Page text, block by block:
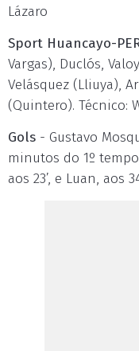
Lázaro
Sport Huancayo-
Vargas), Duclós,
Velásquez (Lliuya),
(Quintero). Técnico:
Gols - Gustavo
minutos do 1º
aos 23’, e Luan, aos